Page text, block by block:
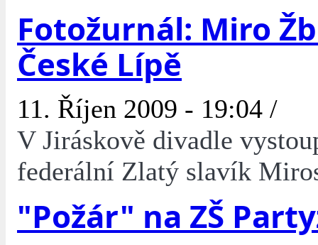
Fotožurnál: Miro
České Lípě
11. Říjen 2009 - 19:04 /
V Jiráskově divadle
federální Zlatý slavík
"Požár" na ZŠ